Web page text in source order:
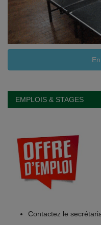
EMPLOIS & STAGES
Contactez le